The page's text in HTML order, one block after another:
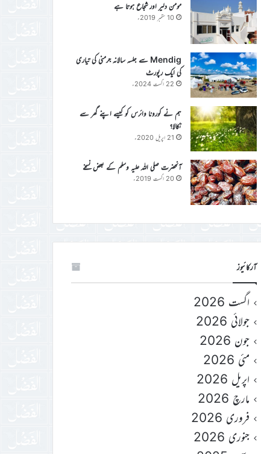
مومن دلیر اور شجاع ہوتا ہے
10 ستمبر 2019ء
Mendig سے جلسہ سالانہ جرمنی کی تیاری
کی ایک رپورٹ
22 اگست 2024ء
ہم نے کورونا وائرس کو کیسے اپنے گھر سے
نکالا؟
21 اپریل 2020ء
آنحضرت صلی اللہ علیہ وسلم کے بعض نسخے
20 اگست 2019ء
آرکائیوز
اگست 2026
جولائی 2026
جون 2026
مئی 2026
اپریل 2026
مارچ 2026
فروری 2026
جنوری 2026